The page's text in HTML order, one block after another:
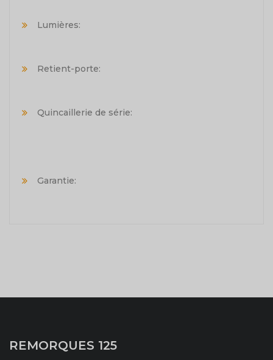
Lumières:
Retient-porte:
Quincaillerie de série:
Garantie:
REMORQUES 125